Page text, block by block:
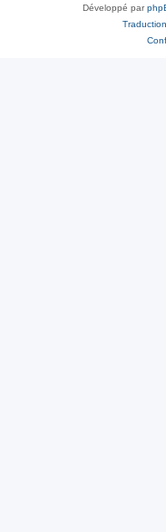
Développé par